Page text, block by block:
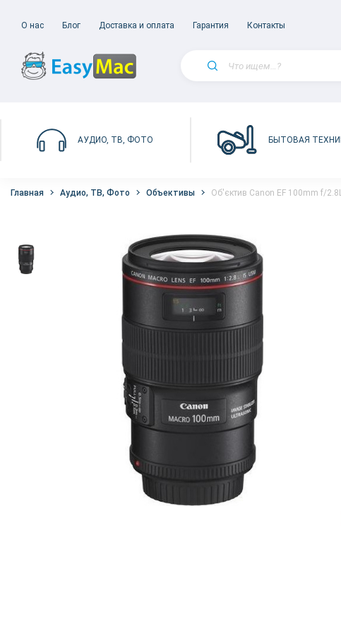
О нас Блог Доставка и оплата Гарантия Контакты
АУДИО, ТВ, ФОТО БЫТОВАЯ
Главная Аудио, ТВ, Фото Объективы Об'єктив Canon EF 100mm f/